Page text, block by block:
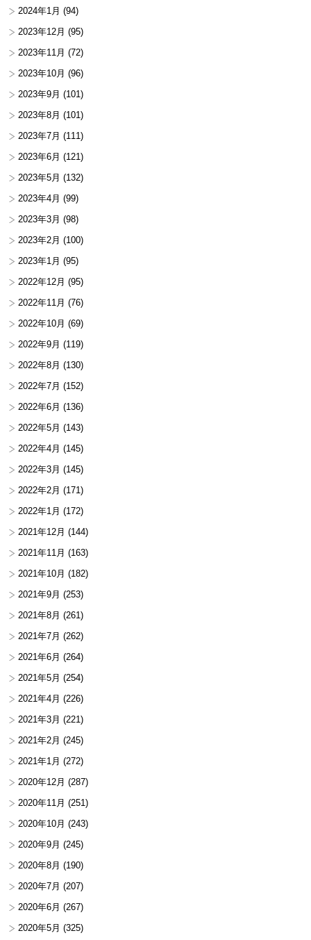
2024年1月 (94)
2023年12月 (95)
2023年11月 (72)
2023年10月 (96)
2023年9月 (101)
2023年8月 (101)
2023年7月 (111)
2023年6月 (121)
2023年5月 (132)
2023年4月 (99)
2023年3月 (98)
2023年2月 (100)
2023年1月 (95)
2022年12月 (95)
2022年11月 (76)
2022年10月 (69)
2022年9月 (119)
2022年8月 (130)
2022年7月 (152)
2022年6月 (136)
2022年5月 (143)
2022年4月 (145)
2022年3月 (145)
2022年2月 (171)
2022年1月 (172)
2021年12月 (144)
2021年11月 (163)
2021年10月 (182)
2021年9月 (253)
2021年8月 (261)
2021年7月 (262)
2021年6月 (264)
2021年5月 (254)
2021年4月 (226)
2021年3月 (221)
2021年2月 (245)
2021年1月 (272)
2020年12月 (287)
2020年11月 (251)
2020年10月 (243)
2020年9月 (245)
2020年8月 (190)
2020年7月 (207)
2020年6月 (267)
2020年5月 (325)